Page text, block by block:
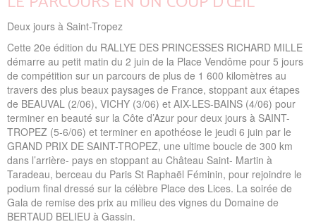
Deux jours à Saint-Tropez
Cette 20e édition du RALLYE DES PRINCESSES RICHARD MILLE
démarre au petit matin du 2 juin de la Place Vendôme pour 5 jours
de compétition sur un parcours de plus de 1 600 kilomètres au
travers des plus beaux paysages de France, stoppant aux étapes
de BEAUVAL (2/06), VICHY (3/06) et AIX-LES-BAINS (4/06) pour
terminer en beauté sur la Côte d’Azur pour deux jours à SAINT-
TROPEZ (5-6/06) et terminer en apothéose le jeudi 6 juin par le
GRAND PRIX DE SAINT-TROPEZ, une ultime boucle de 300 km
dans l’arrière- pays en stoppant au Château Saint- Martin à
Taradeau, berceau du Paris St Raphaël Féminin, pour rejoindre le
podium final dressé sur la célèbre Place des Lices. La soirée de
Gala de remise des prix au milieu des vignes du Domaine de
BERTAUD BELIEU à Gassin.